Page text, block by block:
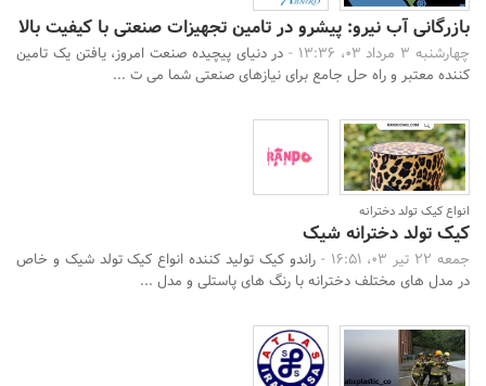
بازرگانی آب نیرو: پیشرو در تامین تجهیزات صنعتی با کیفیت بالا
چهارشنبه 3 مرداد 03، 13:36 -
در دنیای پیچیده صنعت امروز، یافتن یک تامین
کننده معتبر و راه حل جامع برای نیازهای صنعتی شما می ت ...
انواع کیک تولد دخترانه
کیک تولد دخترانه شیک
جمعه 22 تیر 03، 16:51 -
راندو کیک تولید کننده انواع کیک تولد شیک و خاص
در مدل های مختلف دخترانه با رنگ های پاستلی و مدل ...